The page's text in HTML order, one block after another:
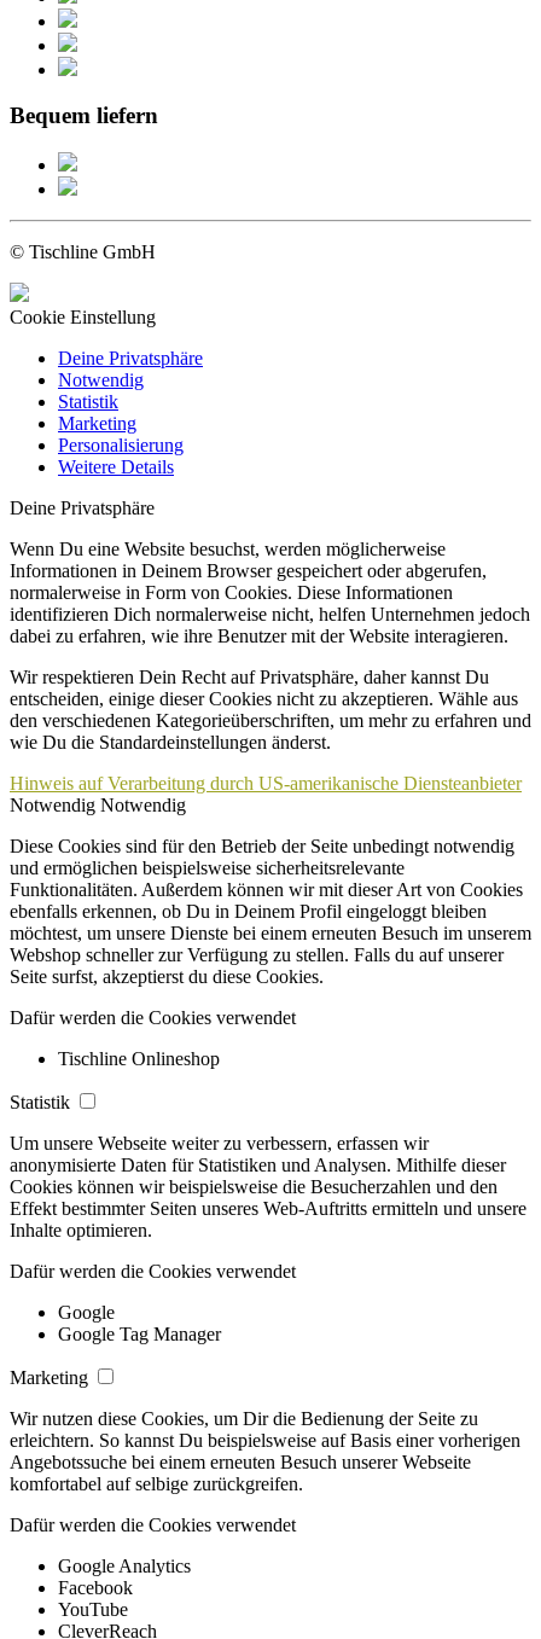
Bequem liefern
© Tischline GmbH
Cookie Einstellung
Deine Privatsphäre
Notwendig
Statistik
Marketing
Personalisierung
Weitere Details
Deine Privatsphäre
Wenn Du eine Website besuchst, werden möglicherweise
Informationen in Deinem Browser gespeichert oder abgerufen,
normalerweise in Form von Cookies. Diese Informationen
identifizieren Dich normalerweise nicht, helfen Unternehmen jedoch
dabei zu erfahren, wie ihre Benutzer mit der Website interagieren.
Wir respektieren Dein Recht auf Privatsphäre, daher kannst Du
entscheiden, einige dieser Cookies nicht zu akzeptieren. Wähle aus
den verschiedenen Kategorieüberschriften, um mehr zu erfahren und
wie Du die Standardeinstellungen änderst.
Hinweis auf Verarbeitung durch US-amerikanische Diensteanbieter
Notwendig Notwendig
Diese Cookies sind für den Betrieb der Seite unbedingt notwendig
und ermöglichen beispielsweise sicherheitsrelevante
Funktionalitäten. Außerdem können wir mit dieser Art von Cookies
ebenfalls erkennen, ob Du in Deinem Profil eingeloggt bleiben
möchtest, um unsere Dienste bei einem erneuten Besuch im unserem
Webshop schneller zur Verfügung zu stellen. Falls du auf unserer
Seite surfst, akzeptierst du diese Cookies.
Dafür werden die Cookies verwendet
Tischline Onlineshop
Statistik
Um unsere Webseite weiter zu verbessern, erfassen wir
anonymisierte Daten für Statistiken und Analysen. Mithilfe dieser
Cookies können wir beispielsweise die Besucherzahlen und den
Effekt bestimmter Seiten unseres Web-Auftritts ermitteln und unsere
Inhalte optimieren.
Dafür werden die Cookies verwendet
Google
Google Tag Manager
Marketing
Wir nutzen diese Cookies, um Dir die Bedienung der Seite zu
erleichtern. So kannst Du beispielsweise auf Basis einer vorherigen
Angebotssuche bei einem erneuten Besuch unserer Webseite
komfortabel auf selbige zurückgreifen.
Dafür werden die Cookies verwendet
Google Analytics
Facebook
YouTube
CleverReach